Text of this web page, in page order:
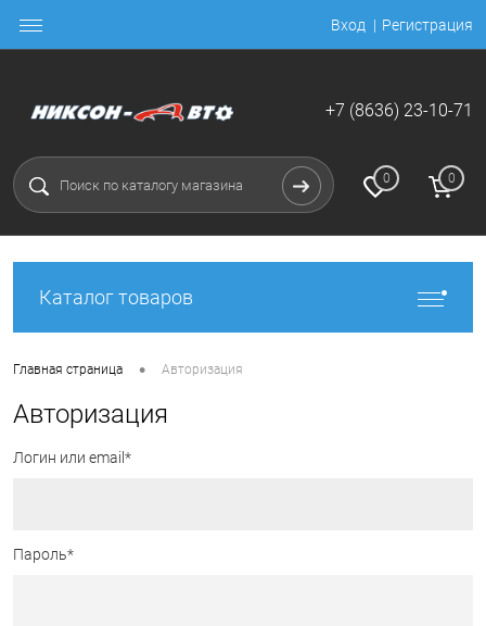
Вход Регистрация
+7 (8636) 23-10-71
0 0
Каталог товаров
Главная страница • Авторизация
Авторизация
Логин или email*
Пароль*